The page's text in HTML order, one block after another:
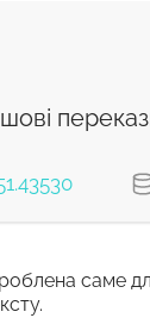
саме